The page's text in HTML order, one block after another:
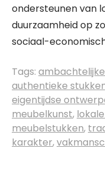
ondersteunen van
duurzaamheid op
sociaal-
Tags: ambachtelijke
authentieke
eigentijdse
meubelkunst,
meubelstukken,
karakter,